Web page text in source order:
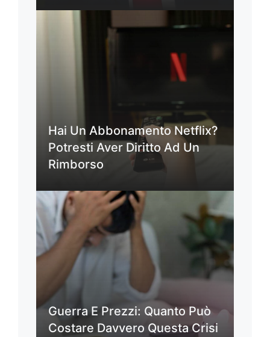
Hai Un Abbonamento Netflix?
Potresti Aver Diritto Ad Un
Rimborso
Guerra E Prezzi: Quanto Può
Costare Davvero Questa Crisi